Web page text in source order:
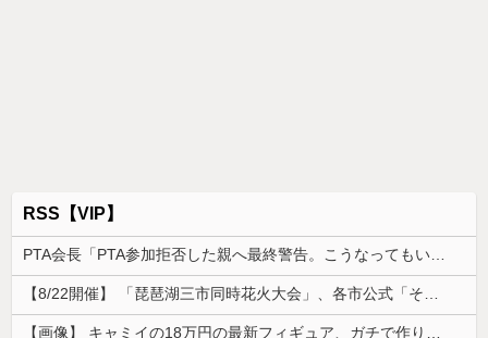
RSS【VIP】